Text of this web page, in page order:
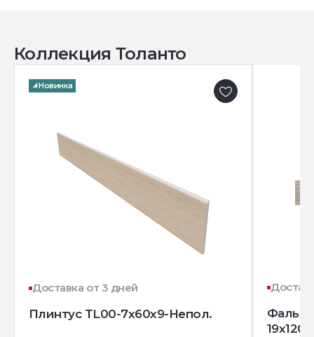
Коллекция Толанто
Новинка
Доставка от 3 дней
Плинтус TL00-7x60x9-Непол.
19x120